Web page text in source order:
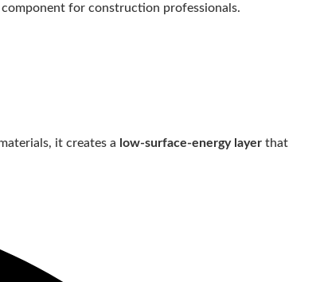
component for construction professionals.
it creates a low-surface-energy layer that